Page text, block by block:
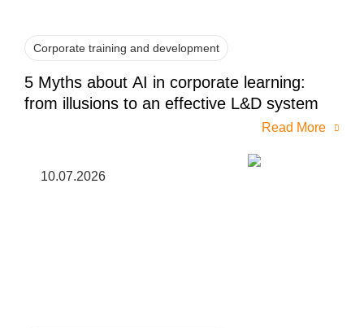
Corporate training and development
5 Myths about AI in corporate learning:
from illusions to an effective L&D system
Read More
10.07.2026